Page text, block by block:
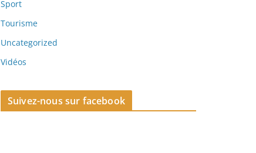
Sport
Tourisme
Uncategorized
Vidéos
Suivez-nous sur facebook